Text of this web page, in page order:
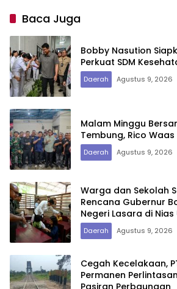
Baca Juga
Bobby Nasution
Perkuat SDM
Daerah Agustus 9, 2026
Malam Minggu
Tembung, Rico
Daerah Agustus 9, 2026
Warga dan Sekolah
Rencana Gubernur
Negeri Lasara di
Daerah Agustus 9, 2026
Cegah Kecelakaan,
Permanen